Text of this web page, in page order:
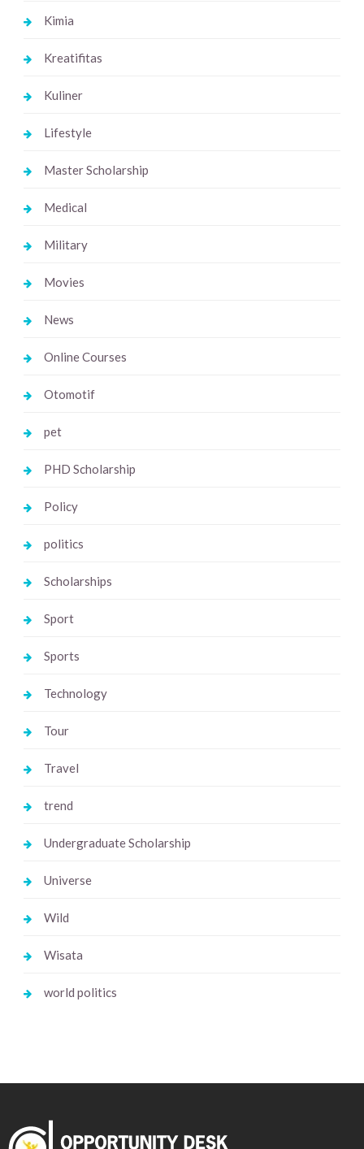
Kimia
Kreatifitas
Kuliner
Lifestyle
Master Scholarship
Medical
Military
Movies
News
Online Courses
Otomotif
pet
PHD Scholarship
Policy
politics
Scholarships
Sport
Sports
Technology
Tour
Travel
trend
Undergraduate Scholarship
Universe
Wild
Wisata
world politics